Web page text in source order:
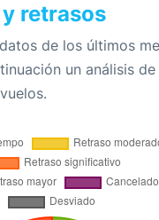
retrasos
de los últimos
un análisis de